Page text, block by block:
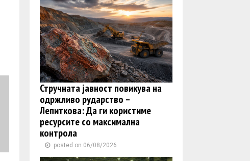
Стручната јавност повикува на
одржливо рударство –
Лепиткова: Да ги користиме
ресурсите со максимална
контрола
posted on 06/08/2026